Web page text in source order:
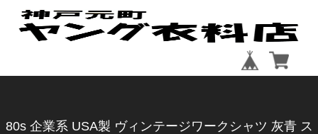
80s 企業系 USA製 ヴィンテージワークシャツ 灰青 ス